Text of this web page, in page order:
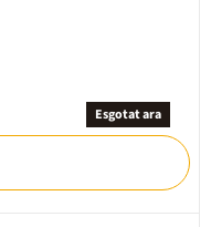
Esgotat ara